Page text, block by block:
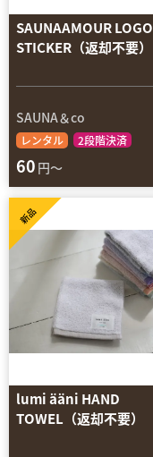
SAUNAAMOUR LOGO
STICKER（返却不要）
SAUNA＆co
レンタル 2段階決済
60 円～
lumi ääni HAND
TOWEL（返却不要）
新品